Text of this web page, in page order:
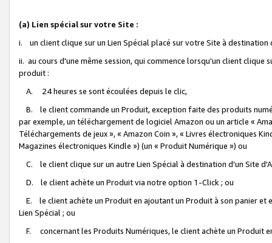
(a) Lien spécial sur votre Site :
i. un client clique sur un Lien Spécial placé sur votre Site à destination
ii. au cours d'une même session, qui commence lorsqu'un client
produit :
A. 24 heures se sont écoulées depuis le clic,
B. le client commande un Produit, exception faite des produits
par exemple, un téléchargement de logiciel Amazon ou un article «
Téléchargements de jeux », « Amazon Coin », « Livres électroniques
Magazines électroniques Kindle ») (un « Produit Numérique ») ou
C. le client clique sur un autre Lien Spécial à destination d'un Site
D. le client achète un Produit via notre option 1-Click ; ou
E. le client achète un Produit en ajoutant un Produit à son panier et
Lien Spécial ; ou
F. concernant les Produits Numériques, le client achète un Produit